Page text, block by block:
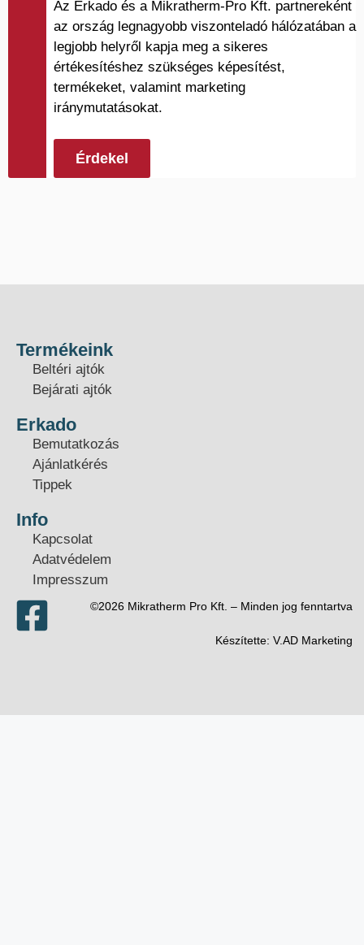
Az Erkado és a Mikratherm-Pro Kft. partnereként
az ország legnagyobb viszonteladó hálózatában a
legjobb helyről kapja meg a sikeres
értékesítéshez szükséges képesítést,
termékeket, valamint marketing
iránymutatásokat.
Érdekel
Termékeink
Beltéri ajtók
Bejárati ajtók
Erkado
Bemutatkozás
Ajánlatkérés
Tippek
Info
Kapcsolat
Adatvédelem
Impresszum
©2026 Mikratherm Pro Kft. – Minden jog fenntartva​
Készítette: V.AD Marketing